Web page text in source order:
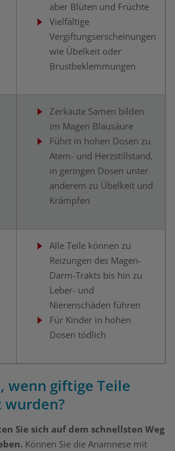
aber Blüten und Früchte
Vielfältige
Vergiftungserscheinungen
wie Übelkeit oder
Brustbeklemmungen
Zerkaute Samen bilden
im Magen Blausäure
Führt in hohen Dosen zu
Atem- und Herzstillstand,
in geringen Dosen unter
anderem zu Übelkeit und
Krämpfen
Alle Teile können zu
Reizungen des Magen-
Darm-Trakts bis hin zu
Leber- und
Nierenschäden führen
Für Kinder in hohen
Dosen tödlich
wenn giftige Teile
wurden?
Sie sich auf dem schnellsten Weg
Können Sie die Anamnese mit